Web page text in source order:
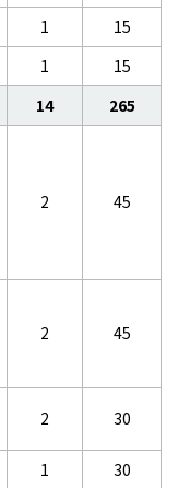
1
15
1
15
14 265
2 45
2 45
2 30
1
30